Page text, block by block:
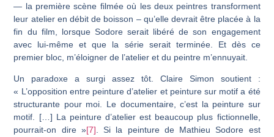
— la première scène filmée où les deux peintres transforment
leur atelier en débit de boisson – qu’elle devrait être placée à la
fin du film, lorsque Sodore serait libéré de son engagement
avec lui-même et que la série serait terminée. Et dès ce
premier bloc, m’éloigner de l’atelier et du peintre m’ennuyait.
Un paradoxe a surgi assez tôt. Claire Simon soutient :
« L’opposition entre pein­ture d’atelier et peinture sur motif a été
structurante pour moi. Le documentaire, c’est la peinture sur
motif. […] La peinture d’atelier est beaucoup plus fictionnelle,
pourrait-on dire »[7] . Si la peinture de Mathieu Sodore est